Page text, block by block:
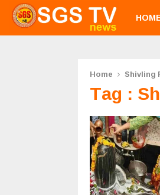
Home Shivling
Tag :